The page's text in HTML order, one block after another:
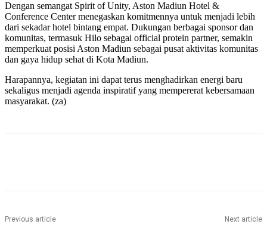
Dengan semangat Spirit of Unity, Aston Madiun Hotel &
Conference Center menegaskan komitmennya untuk menjadi lebih
dari sekadar hotel bintang empat. Dukungan berbagai sponsor dan
komunitas, termasuk Hilo sebagai official protein partner, semakin
memperkuat posisi Aston Madiun sebagai pusat aktivitas komunitas
dan gaya hidup sehat di Kota Madiun.
Harapannya, kegiatan ini dapat terus menghadirkan energi baru
sekaligus menjadi agenda inspiratif yang mempererat kebersamaan
masyarakat. (za)
Previous article Next article